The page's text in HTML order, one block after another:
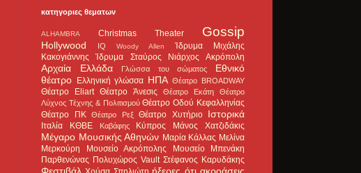
κατηγοριες θεματων
ALHAMBRA Christmas Theater Gossip
Hollywood IQ Woody Allen
Ίδρυμα Μιχάλης
Κακογιάννης
Ίδρυμα Σταύρος Νιάρχος Ακρόπολη
Αρχαία Ελλάδα Γλώσσα του σώματος
Εθνικό
θέατρο Ελληνική γλώσσα ΗΠΑ Θέατρο BROADWAY
Θέατρο Eliart Θέατρο Άνεσις Θέατρο Εκάτη
Θέατρο
Λύχνος Τέχνης & Πολιτισμού Θέατρο Οδού Κεφαλληνίας
Θέατρο ΠΚ
Θέατρο Ρεξ Θέατρο Χυτήριο Ιστορικά
Ιταλία ΚΘΒΕ Καβάφης Κύπρος Μάνος Χατζιδάκις
Μέγαρο Μουσικής Αθηνών Μαρία Κάλλας Μελίνα
Μερκούρη
Μουσείο Ακρόπολης
Μουσείο Μπενάκη
Παρθενώνας Πολυχώρος Vault Στέφανος Καρυδάκης
Φεστιβάλ ήξερες ότι ακροάσεις